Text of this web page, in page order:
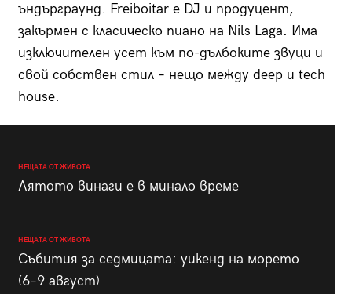
ъндърграунд. Freiboitar е DJ и продуцент,
закърмен с класическо пиано на Nils Laga. Има
изключителен усет към по-дълбоките звуци и
свой собствен стил – нещо между deep и tech
house.
НЕЩАТА ОТ ЖИВОТА
Лятото винаги е в минало време
НЕЩАТА ОТ ЖИВОТА
Събития за седмицата: уикенд на морето
(6–9 август)